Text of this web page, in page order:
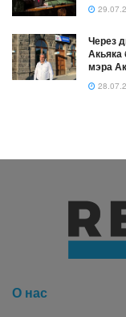
Через
Акьяка
мэра
О нас